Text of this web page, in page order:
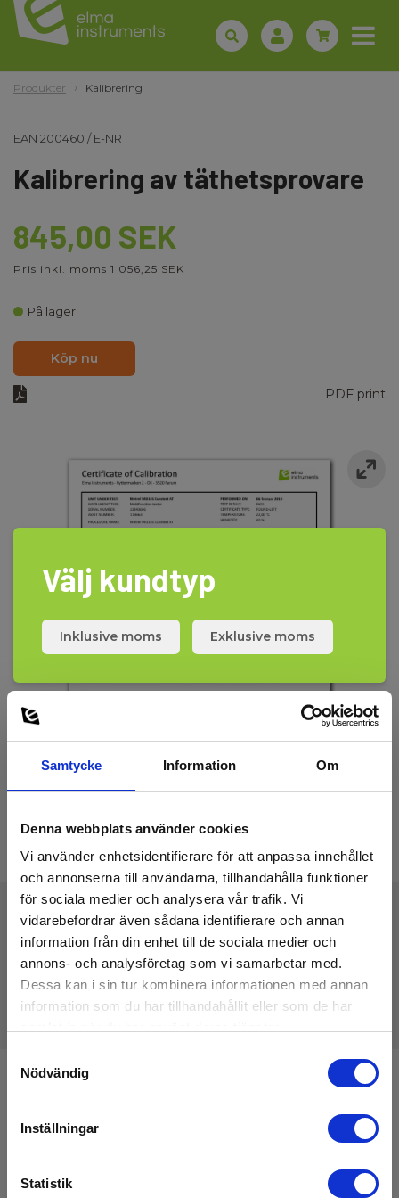
Samtycke Information Om
Denna webbplats använder cookies
Vi använder enhetsidentifierare för att anpassa innehållet
och annonserna till användarna, tillhandahålla funktioner
för sociala medier och analysera vår trafik. Vi
vidarebefordrar även sådana identifierare och annan
information från din enhet till de sociala medier och
annons- och analysföretag som vi samarbetar med.
Dessa kan i sin tur kombinera informationen med annan
information som du har tillhandahållit eller som de har
Nödvändig
Inställningar
Statistik
Produkter Kalibrering
EAN 200460 /E-NR
Kalibrering av täthetsprovare
845,00 SEK
Pris inkl. moms 1 056,25 SEK
På lager
Köp nu
PDF print
Tekniske Data
Håll dig uppdaterad, och få våra erbjudanden i din
inkorg
Välj kundtyp
Inklusive moms Exklusive moms